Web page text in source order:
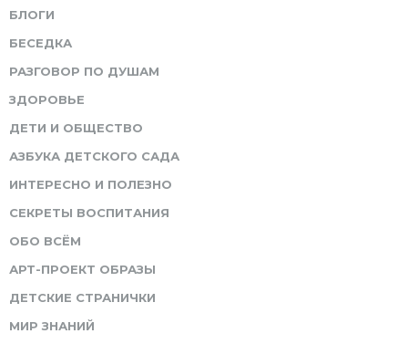
БЛОГИ
БЕСЕДКА
РАЗГОВОР ПО ДУШАМ
ЗДОРОВЬЕ
ДЕТИ И ОБЩЕСТВО
АЗБУКА ДЕТСКОГО САДА
ИНТЕРЕСНО И ПОЛЕЗНО
СЕКРЕТЫ ВОСПИТАНИЯ
ОБО ВСЁМ
АРТ-ПРОЕКТ ОБРАЗЫ
ДЕТСКИЕ СТРАНИЧКИ
МИР ЗНАНИЙ